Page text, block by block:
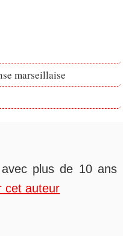
marseillaise
plus de 10 ans
cet auteur